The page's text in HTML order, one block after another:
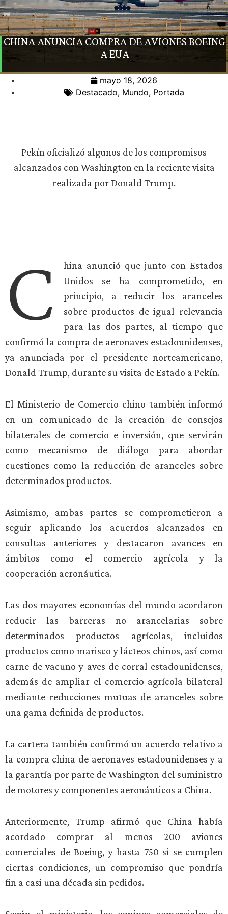
CHINA ANUNCIA COMPRA DE AVIONES BOEING
A EUA
mayo 18, 2026
Destacado, Mundo, Portada
Pekín oficializó algunos de los compromisos
alcanzados con Washington en la reciente visita
realizada por Donald Trump.
C
hina anunció que junto con Estados
Unidos se ha comprometido, en
principio, a reducir los aranceles
sobre productos de igual relevancia
para las dos partes, al tiempo que
confirmó la compra de aeronaves estadounidenses,
ya anunciada por el presidente norteamericano,
Donald Trump, durante su visita de Estado a Pekín.
El Ministerio de Comercio chino también informó
en un comunicado de la creación de consejos
bilaterales de comercio e inversión, que servirán
como mecanismo de diálogo para abordar
cuestiones como la reducción de aranceles sobre
determinados productos.
Asimismo, ambas partes se comprometieron a
seguir aplicando los acuerdos alcanzados en
consultas anteriores y destacaron avances en
ámbitos como el comercio agrícola y la
cooperación aeronáutica.
Las dos mayores economías del mundo acordaron
reducir las barreras no arancelarias sobre
determinados productos agrícolas, incluidos
productos como marisco y lácteos chinos, así como
carne de vacuno y aves de corral estadounidenses,
además de ampliar el comercio agrícola bilateral
mediante reducciones mutuas de aranceles sobre
una gama definida de productos.
La cartera también confirmó un acuerdo relativo a
la compra china de aeronaves estadounidenses y a
la garantía por parte de Washington del suministro
de motores y componentes aeronáuticos a China.
Anteriormente, Trump afirmó que China había
acordado comprar al menos 200 aviones
comerciales de Boeing, y hasta 750 si se cumplen
ciertas condiciones, un compromiso que pondría
fin a casi una década sin pedidos.